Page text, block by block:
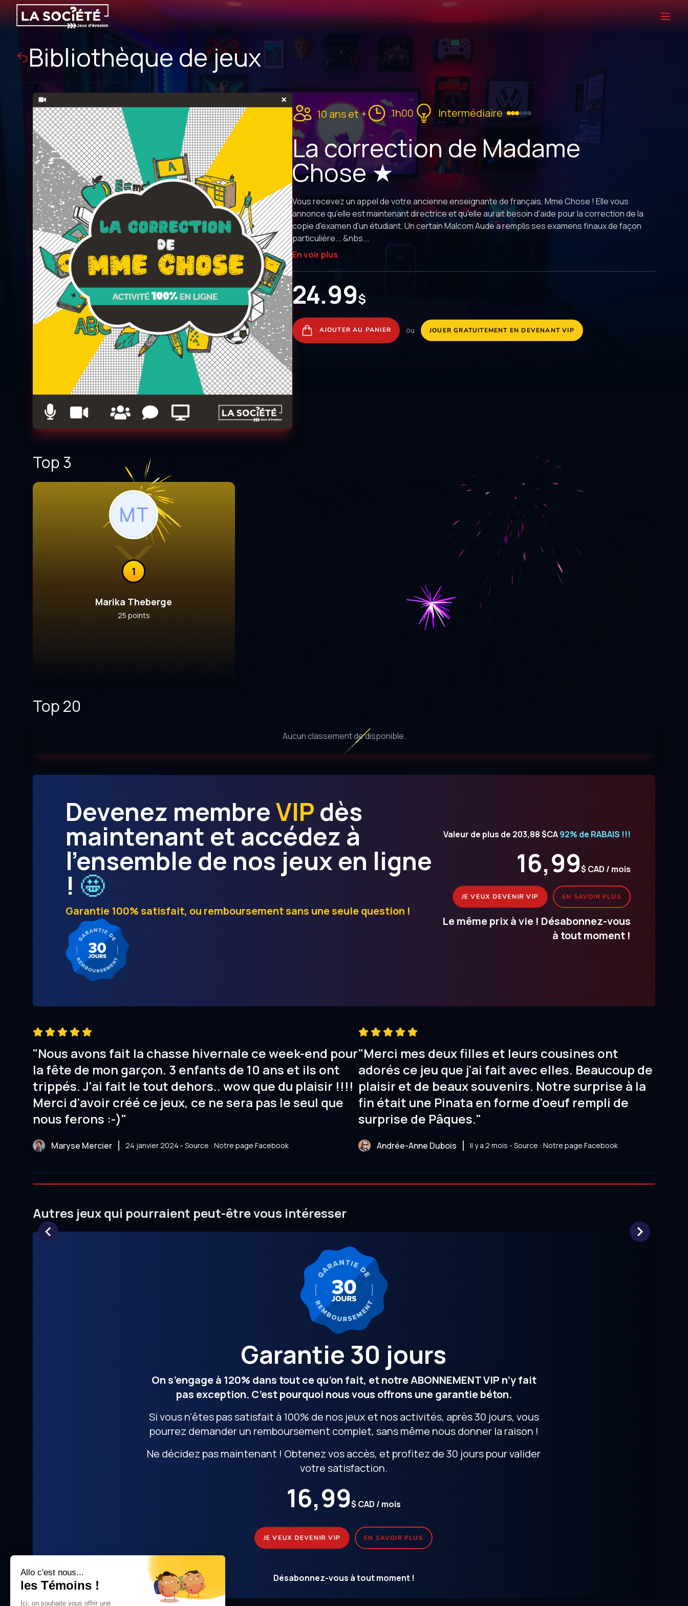
Bibliothèque de jeux
10 ans et + 1h00 Intermédiaire
La correction de Madame
Chose ★
Vous recevez un appel de votre ancienne enseignante de français, Mme Chose ! Elle vous
annonce qu'elle est maintenant directrice et qu'elle aurait besoin d'aide pour la correction de la
copie d'examen d'un étudiant. Un certain Malcom Aude a remplis ses examens finaux de façon
particulière... &nbs...
En voir plus
24.99$
AJOUTER AU PANIER ou JOUER GRATUITEMENT EN DEVENANT VIP
Top 3
1
Marika Theberge
25 points
Top 20
Aucun classement de disponible.
Devenez membreVIP dès
maintenant et accédez à
l’ensemble de nos jeux en ligne
! 🤩
Garantie 100% satisfait, ou remboursement sans une seule question !
Valeur de plus de 203,88 $CA92% de RABAIS !!!
16,99$ CAD / mois
JE VEUX DEVENIR VIP EN SAVOIR PLUS
Le même prix à vie ! Désabonnez-vous
à tout moment !
"Nous avons fait la chasse hivernale ce week-end pour
la fête de mon garçon. 3 enfants de 10 ans et ils ont
trippés. J'ai fait le tout dehors.. wow que du plaisir !!!!
Merci d'avoir créé ce jeux, ce ne sera pas le seul que
nous ferons :-)"
Maryse Mercier 24 janvier 2024 - Source : Notre page Facebook
"Merci mes deux filles et leurs cousines ont
adorés ce jeu que j'ai fait avec elles. Beaucoup de
plaisir et de beaux souvenirs. Notre surprise à la
fin était une Pinata en forme d'oeuf rempli de
surprise de Pâques."
Andrée-Anne Dubois Il y a 2 mois - Source : Notre page Facebook
Autres jeux qui pourraient peut-être vous intéresser
Item
Garantie 30 jours
On s’engage à 120% dans tout ce qu’on fait, et notre ABONNEMENT VIP n’y fait
pas exception. C’est pourquoi nous vous offrons une garantie béton.
Si vous n'êtes pas satisfait à 100% de nos jeux et nos activités, après 30 jours, vous
pourrez demander un remboursement complet, sans même nous donner la raison !
Ne décidez pas maintenant ! Obtenez vos accès, et profitez de 30 jours pour valider
votre satisfaction.
16,99$ CAD / mois
JE VEUX DEVENIR VIP EN SAVOIR PLUS
Désabonnez-vous à tout moment !